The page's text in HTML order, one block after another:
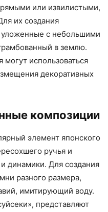
или извилистыми,
их создания
уложенные с небольшими
в землю.
использоваться
декоративных
композиции
элемент японского
ручья и
динамики. Для создания
разного размера,
имитирующий воду.
представляют